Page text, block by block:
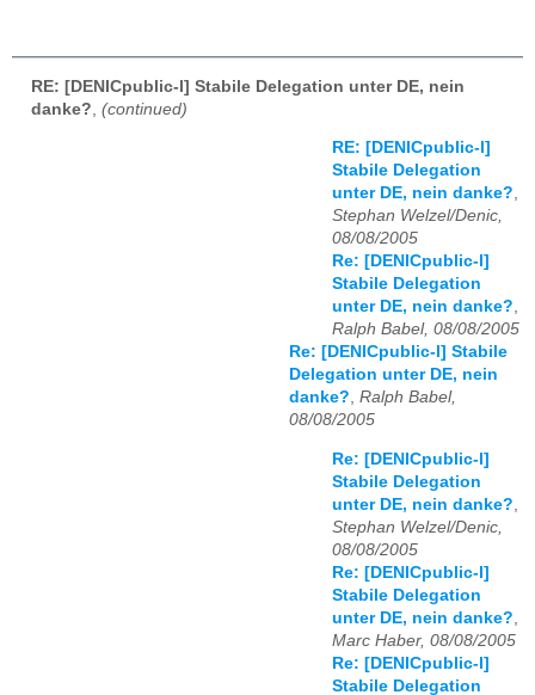
RE: [DENICpublic-l] Stabile Delegation unter DE, nein
danke? (continued)
RE: [DENICpublic-l]
Stabile Delegation
unter DE, nein danke?,
Stephan Welzel/Denic,
08/08/2005
Re: [DENICpublic-l]
Stabile Delegation
unter DE, nein danke?,
Ralph Babel, 08/08/2005
Re: [DENICpublic-l] Stabile
Delegation unter DE, nein
danke?, Ralph Babel,
08/08/2005
Re: [DENICpublic-l]
Stabile Delegation
unter DE, nein danke?
Stephan Welzel/Denic,
08/08/2005
Re: [DENICpublic-l]
Stabile Delegation
unter DE, nein danke?
Marc Haber, 08/08/2005
Re: [DENICpublic-l]
Stabile Delegation